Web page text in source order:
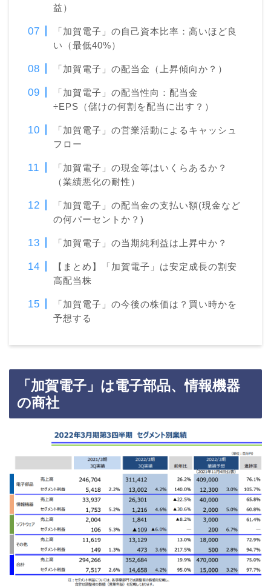
益）
「加賀電子」の自己資本比率：高いほど良
い（最低40%）
「加賀電子」の配当金（上昇傾向か？）
「加賀電子」の配当性向：配当金
÷EPS（儲けの何割を配当に出す？）
「加賀電子」の営業活動によるキャッシュ
フロー
「加賀電子」の現金等はいくらあるか？
（業績悪化の耐性）
「加賀電子」の配当金の支払い額(現金など
の何パーセントか？)
「加賀電子」の当期純利益は上昇中か？
【まとめ】「加賀電子」は安定成長の割安
高配当株
「加賀電子」の今後の株価は？買い時かを
予想する
「加賀電子」は電子部品、情報機器
の商社